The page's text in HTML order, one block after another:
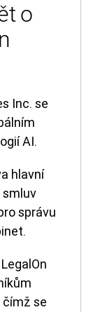
o
Inc. se
AI.
hlavní
správu
čímž se